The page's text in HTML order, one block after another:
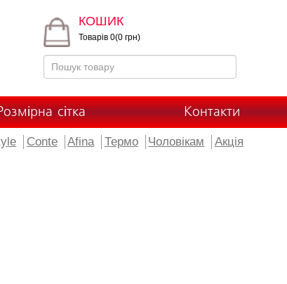
КОШИК
Товарів 0(0 грн)
сітка Контакти
Conte Afina Термо Чоловікам Акція